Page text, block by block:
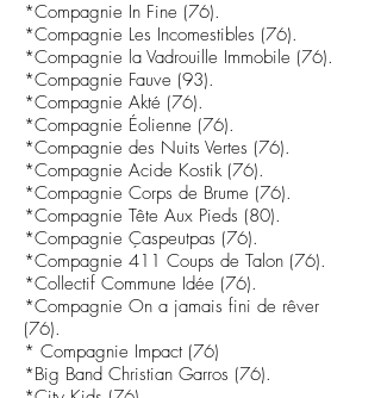
*Compagnie In Fine (76).
*Compagnie Les Incomestibles (76).
*Compagnie la Vadrouille Immobile (76).
*Compagnie Fauve (93).
*Compagnie Akté (76).
*Compagnie Éolienne (76).
*Compagnie des Nuits Vertes (76).
*Compagnie Acide Kostik (76).
*Compagnie Corps de Brume (76).
*Compagnie Tête Aux Pieds (80).
*Compagnie Çaspeutpas (76).
*Compagnie 411 Coups de Talon (76).
*Collectif Commune Idée (76).
*Compagnie On a jamais fini de rêver
(76).
* Compagnie Impact (76)
*Big Band Christian Garros (76).